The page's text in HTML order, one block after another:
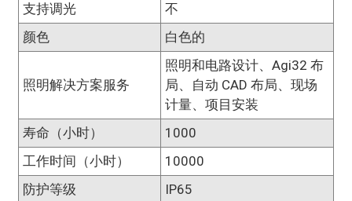
支持调光
不
颜色
白色的
照明解决方案服务
照明和电路设计、Agi32 布
局、自动 CAD 布局、现场
计量、项目安装
寿命（小时）
1000
工作时间（小时）
10000
防护等级
IP65